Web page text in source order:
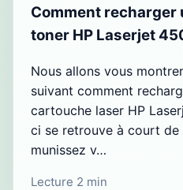
Comment recharger
toner HP Laserjet
Nous allons vous
suivant comment
cartouche laser HP
ci se retrouve à court de
munissez v…
Lecture 2 min